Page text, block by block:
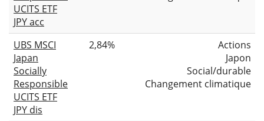
UCITS ETF
JPY acc
UBS MSCI
Japan
Socially
Responsible
UCITS ETF
JPY dis
2,84%
Actions
Japon
Social/durable
Changement climatique